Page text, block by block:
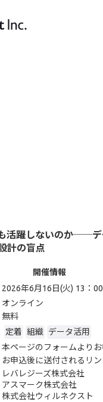
活躍しないのか──デ
計の盲点
開催情報
2026年6月16日(火) 13：
オンライン
無料
定着 組織 データ活用
本ページのフォームより
お申込後に送付されるリ
レバレジーズ株式会社
アスマーク株式会社
株式会社ウィルネクスト